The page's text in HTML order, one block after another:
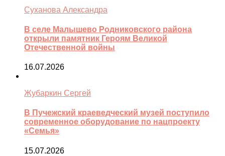
Суханова Александра
В селе Малышево Родниковского района
открыли памятник Героям Великой
Отечественной войны
16.07.2026
Жубаркин Сергей
В Пучежский краеведческий музей поступило
современное оборудование по нацпроекту
«Семья»
15.07.2026